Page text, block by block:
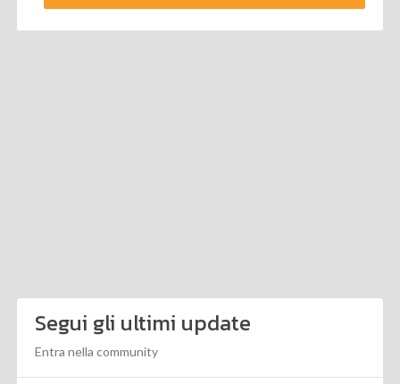
Segui gli ultimi update
Entra nella community